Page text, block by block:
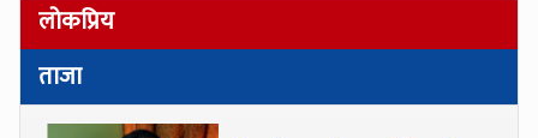
लोकप्रिय
ताजा